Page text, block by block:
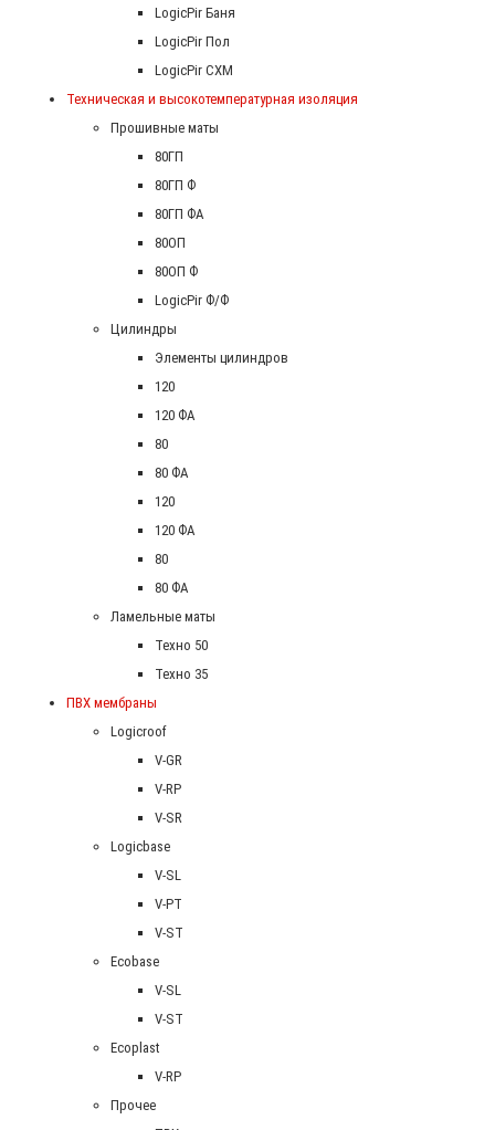
LogicPir Баня
LogicPir Пол
LogicPir СХМ
Техническая и высокотемпературная изоляция
Прошивные маты
80ГП
80ГП Ф
80ГП ФА
80ОП
80ОП Ф
LogicPir Ф/Ф
Цилиндры
Элементы цилиндров
120
120 ФА
80
80 ФА
120
120 ФА
80
80 ФА
Ламельные маты
Техно 50
Техно 35
ПВХ мембраны
Logicroof
V-GR
V-RP
V-SR
Logicbase
V-SL
V-PT
V-ST
Ecobase
V-SL
V-ST
Ecoplast
V-RP
Прочее